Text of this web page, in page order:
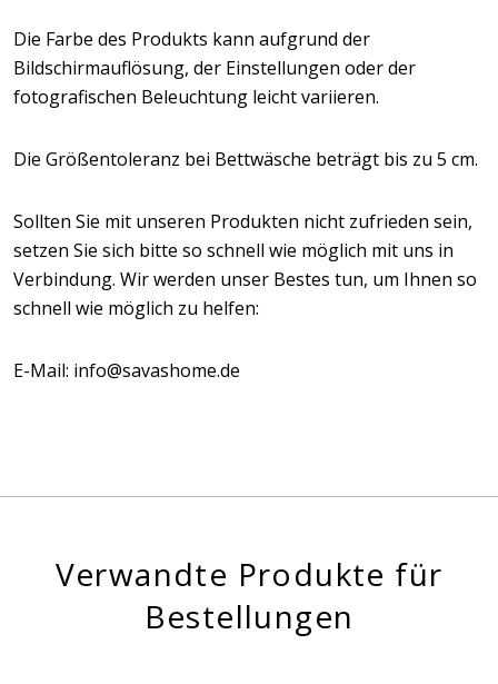
Die Farbe des Produkts kann aufgrund der
Bildschirmauflösung, der Einstellungen oder der
fotografischen Beleuchtung leicht variieren.
Die Größentoleranz bei Bettwäsche beträgt bis zu 5 cm.
Sollten Sie mit unseren Produkten nicht zufrieden sein,
setzen Sie sich bitte so schnell wie möglich mit uns in
Verbindung. Wir werden unser Bestes tun, um Ihnen so
schnell wie möglich zu helfen:
E-Mail: info@savashome.de
Verwandte Produkte für
Bestellungen